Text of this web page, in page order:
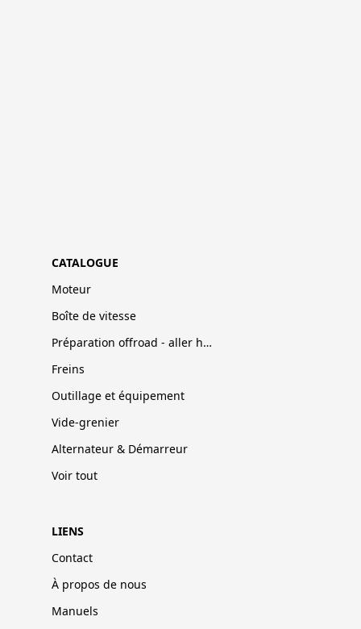
CATALOGUE
Moteur
Boîte de vitesse
Préparation offroad - aller hors-pistes
Freins
Outillage et équipement
Vide-grenier
Alternateur & Démarreur
Voir tout
LIENS
Contact
À propos de nous
Manuels